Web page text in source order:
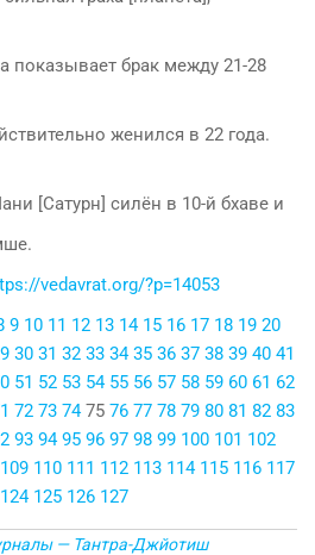
показывает брак между 21-28
женился в 22 года.
[Сатурн] силён в 10-й бхаве и
vedavrat.org/?p=14053
9 10 11 12 13 14 15 16 17 18 19 20
30 31 32 33 34 35 36 37 38 39 40 41
51 52 53 54 55 56 57 58 59 60 61 62
72 73 74 75 76 77 78 79 80 81 82 83
93 94 95 96 97 98 99 100 101 102
109 110 111 112 113 114 115 116 117
124 125 126 127
— Тантра-Джйотиш